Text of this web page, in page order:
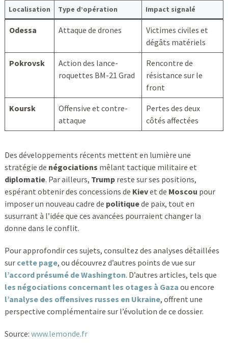
Localisation Type d’opération Impact signalé
Odessa Attaque de drones
Victimes civiles et
dégâts matériels
Pokrovsk
Action des lance-
roquettes BM-21 Grad
Rencontre de
résistance sur le
front
Koursk
Offensive et contre-
attaque
Pertes des deux
côtés affectées
Des développements récents mettent en lumière une
stratégie de négociations mêlant tactique militaire et
diplomatie. Par ailleurs, Trumpreste sur ses positions,
espérant obtenir des concessions de Kievet de Moscou pour
imposer un nouveau cadre de politiquede paix, tout en
susurrant à l’idée que ces avancées pourraient changer la
donne dans le conflit.
Pour approfondir ces sujets, consultez des analyses détaillées
sur cette page, ou découvrez d’autres points de vue sur
l’accord présumé de Washington. D’autres articles, tels que
les négociations concernant les otages à Gaza ou encore
l’analyse des offensives russes en Ukraine, offrent une
perspective complémentaire sur l’évolution de ce dossier.
Source: www.lemonde.fr